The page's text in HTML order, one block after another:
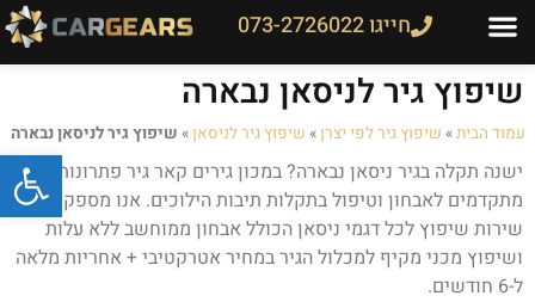
חייגו 073-2726022
שיפוץ גיר לניסאן נבארה
עמוד הבית» שיפוץ גיר לפי יצרן» שיפוץ גיר לניסאן» שיפוץ גיר לניסאן נבארה
ישנה תקלה בגיר ניסאן נבארה? במכון גירים קאר גיר פתרונות
מתקדמים לאבחון וטיפול בתקלות תיבות הילוכים. אנו מספקים
שירות שיפוץ לכל דגמי ניסאן הכולל אבחון ממוחשב ללא עלות
ושיפוץ מכני מקיף למכלול הגיר במחיר אטרקטיבי + אחריות מלאה
ל-6 חודשים.